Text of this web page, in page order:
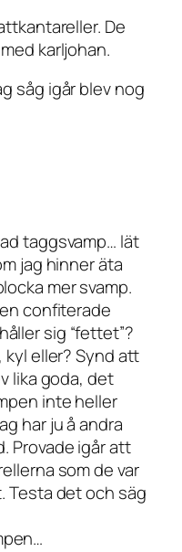
De
karljohan.
såg igår blev nog
taggsvamp… lät
jag hinner äta
mer svamp.
confiterade
sig “fettet”?
kyl eller? Synd att
lika goda, det
inte heller
har ju å andra
Provade igår att
som de var
Testa det och säg